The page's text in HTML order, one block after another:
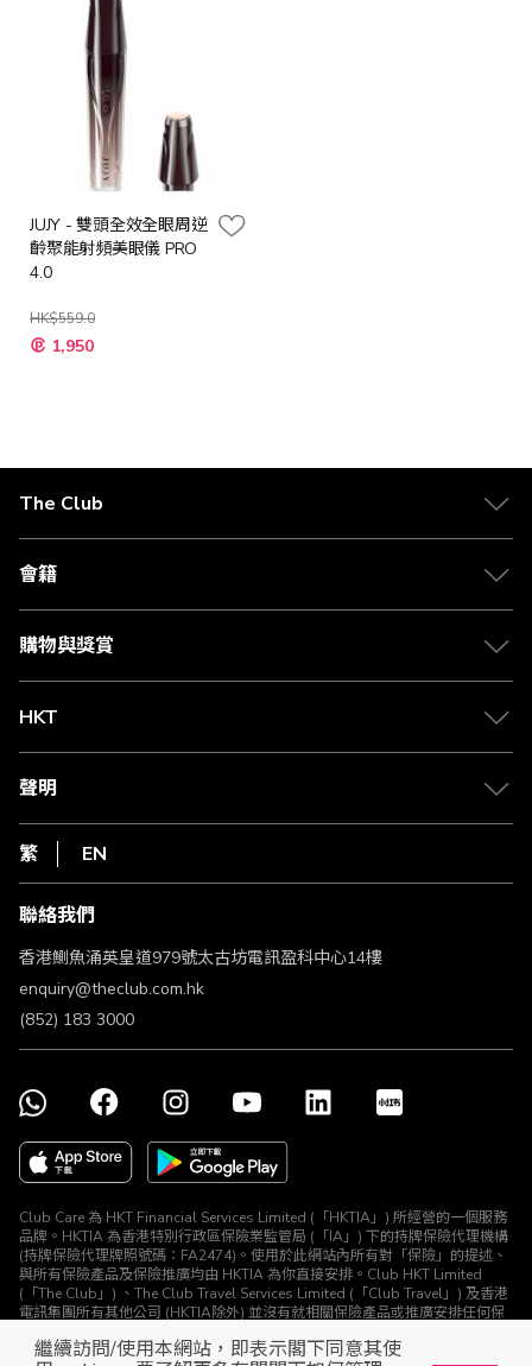
繼續訪問/使用本網站，即表示閣下同意其使
JUJY - 雙頭全效全眼周逆
齡聚能射頻美眼儀 PRO
4.0
HK$559.0
特
殊 1,950
The Club
關於 The Club
合作夥伴
媒體中心
會籍
會籍及專屬禮遇
賺取積分
購物與獎賞
物流與配送
Club Shopping 商品領取站
常見問題
HKT
csl.
1010
HKT
聲明
私隱聲明
使用條款
條款及細則
不歧視及不騷擾聲明
認可牌照及通告
繁 EN
聯絡我們
香港鰂魚涌英皇道979號太古坊電訊盈科中心14樓
enquiry@theclub.com.hk
(852) 183 3000
Club Care 為 HKT Financial Services Limited (「HKTIA」) 所經營的一個服務
品牌。HKTIA 為香港特別行政區保險業監管局 (「IA」) 下的持牌保險代理機構
(持牌保險代理牌照號碼：FA2474)。使用於此網站內所有對「保險」的提述、
與所有保險產品及保險推廣均由 HKTIA 為你直接安排。Club HKT Limited
(「The Club」) 、The Club Travel Services Limited (「Club Travel」) 及香港
電訊集團所有其他公司 (HKTIA除外) 並沒有就相關保險產品或推廣安排任何保
© The Club 2026. 保留所有權利